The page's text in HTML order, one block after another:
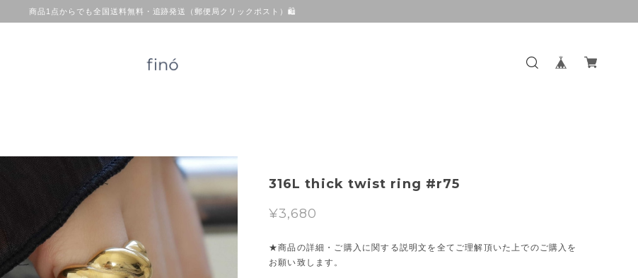
商品1点からでも全国送料無料・追跡発送（郵便局クリックポスト）🛍
316L thick twist ring #r75
¥3,680
★商品の詳細・ご購入に関する説明文を全てご理解頂いた上でのご購入を
お願い致します。